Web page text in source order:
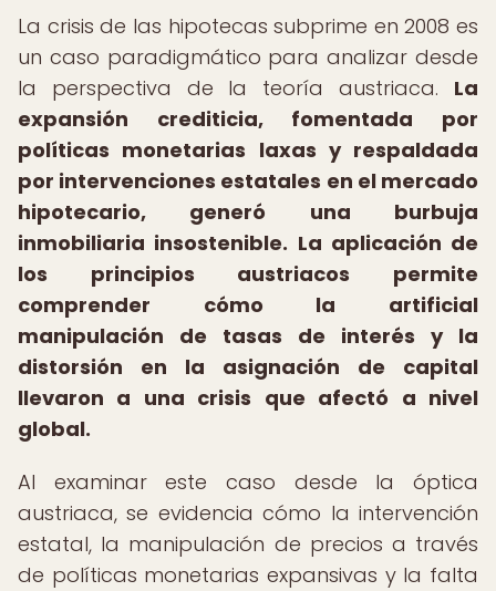
La crisis de las hipotecas subprime en 2008 es
un caso paradigmático para analizar desde
la perspectiva de la teoría austriaca. La
expansión crediticia, fomentada por
políticas monetarias laxas y respaldada
por intervenciones estatales en el mercado
hipotecario, generó una burbuja
inmobiliaria insostenible. La aplicación de
los principios austriacos permite
comprender cómo la artificial
manipulación de tasas de interés y la
distorsión en la asignación de capital
llevaron a una crisis que afectó a nivel
global.
Al examinar este caso desde la óptica
austriaca, se evidencia cómo la intervención
estatal, la manipulación de precios a través
de políticas monetarias expansivas y la falta